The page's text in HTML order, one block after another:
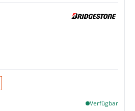
Verfügbar